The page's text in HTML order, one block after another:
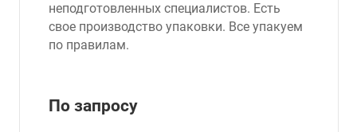
неподготовленных специалистов. Есть
свое производство упаковки. Все упакуем
по правилам.
По запросу